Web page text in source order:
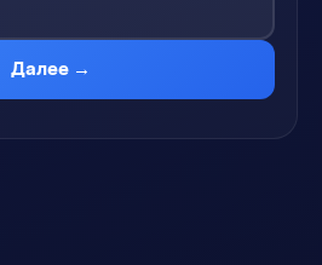
Далее →